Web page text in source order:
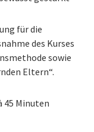
für die
des Kurses
sowie
Eltern“.
45 Minuten